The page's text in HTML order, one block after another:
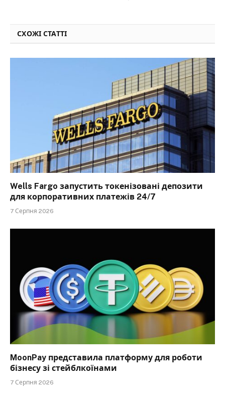
СХОЖІ СТАТТІ
Wells Fargo запустить токенізовані депозити
для корпоративних платежів 24/7
7 Серпня 2026
MoonPay представила платформу для роботи
бізнесу зі стейблкоїнами
7 Серпня 2026